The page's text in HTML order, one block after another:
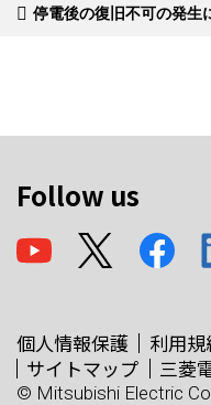
停電後の復旧不可の発生
Follow us
個人情報保護 利用規
サイトマップ
三菱
© Mitsubishi Electric